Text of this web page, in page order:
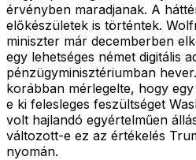
érvényben maradjanak. A
előkészületek is történtek.
miniszter már decemberben
egy lehetséges német digitális
pénzügyminisztériumban
korábban mérlegelte, hogy
e ki felesleges feszültséget
volt hajlandó egyértelműen
változott-e ez az értékelés
nyomán.